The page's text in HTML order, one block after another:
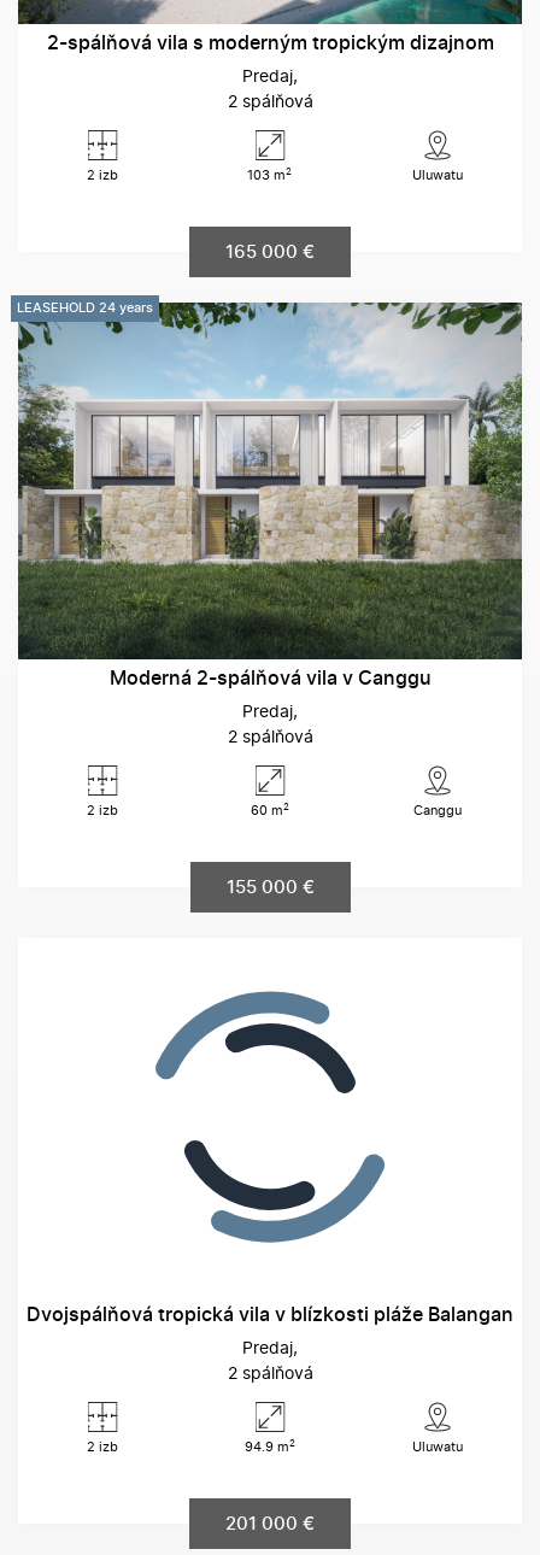
2-spálňová vila s moderným tropickým dizajnom
Predaj
2 spálňová
2 izb 103 m2 Uluwatu
165 000 €
LEASEHOLD 24 years
Moderná 2-spálňová vila v Canggu
Predaj
2 spálňová
2 izb 60 m2 Canggu
155 000 €
Dvojspálňová tropická vila v blízkosti pláže Balangan
Predaj
2 spálňová
2 izb 94.9 m2 Uluwatu
201 000 €